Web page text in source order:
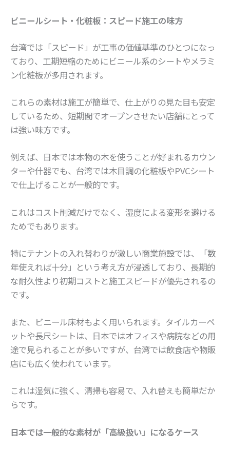
ビニールシート・化粧板：スピード施工の味方
台湾では「スピード」が工事の価値基準のひとつになっ
ており、工期短縮のためにビニール系のシートやメラミ
ン化粧板が多用されます。
これらの素材は施工が簡単で、仕上がりの見た目も安定
しているため、短期間でオープンさせたい店舗にとって
は強い味方です。
例えば、日本では本物の木を使うことが好まれるカウン
ターや什器でも、台湾では木目調の化粧板やPVCシート
で仕上げることが一般的です。
これはコスト削減だけでなく、湿度による変形を避ける
ためでもあります。
特にテナントの入れ替わりが激しい商業施設では、「数
年使えれば十分」という考え方が浸透しており、長期的
な耐久性より初期コストと施工スピードが優先されるの
です。
また、ビニール床材もよく用いられます。タイルカーペ
ットや長尺シートは、日本ではオフィスや病院などの用
途で見られることが多いですが、台湾では飲食店や物販
店にも広く使われています。
これは湿気に強く、清掃も容易で、入れ替えも簡単だか
らです。
日本では一般的な素材が「高級扱い」になるケース